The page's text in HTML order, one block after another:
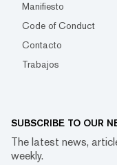
Manifiesto
Code of Conduct
Contacto
Trabajos
SUBSCRIBE TO OUR
The latest news,
weekly.